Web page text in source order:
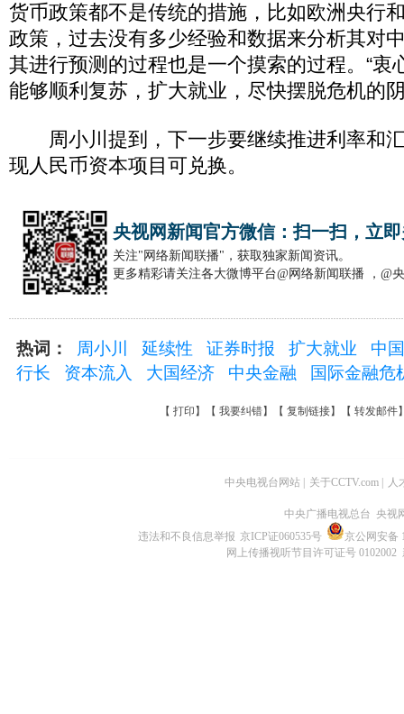
货币政策都不是传统的措施，比如欧洲央行
政策，过去没有多少经验和数据来分析其对
其进行预测的过程也是一个摸索的过程。“衷
能够顺利复苏，扩大就业，尽快摆脱危机的
周小川提到，下一步要继续推进利率和
现人民币资本项目可兑换。
央视网新闻官方微信：扫一扫，立
关注"网络新闻联播"，获取独家新闻资讯。
更多精彩请关注各大微博平台@网络新闻联播 ，@
热词： 周小川 延续性 证券时报 扩大就业
中
行长
资本流入 大国经济 中央金融 国际金融危
【 打印 】【 我要纠错】【 复制链接】【 转发邮件
中央电视台网站 关于CCTV.com 人
中央广播电视总台 央视
违法和不良信息举报 京ICP证060535号
京公网安备
网上传播视听节目许可证号 0102002